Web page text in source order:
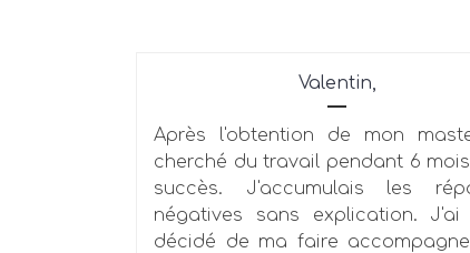
Valentin,
Après l'obtention de mon
cherché du travail pendant 6
succès. J'accumulais les
négatives sans explication. J'ai
décidé de ma faire